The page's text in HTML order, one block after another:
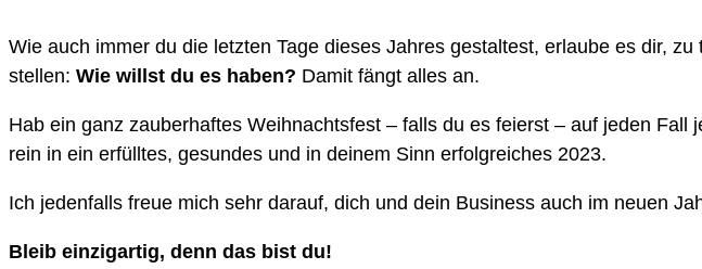
Wie auch immer du die letzten Tage dieses Jahres gestaltest, erlaube es dir,
stellen: Wie willst du es haben? Damit fängt alles an.
Hab ein ganz zauberhaftes Weihnachtsfest – falls du es feierst – auf jeden
rein in ein erfülltes, gesundes und in deinem Sinn erfolgreiches 2023.
Ich jedenfalls freue mich sehr darauf, dich und dein Business auch im neuen
Bleib einzigartig, denn das bist du!